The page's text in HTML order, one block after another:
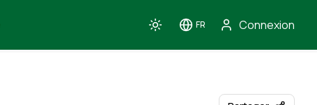
Toggle theme
FR
Toggle language
Connexion